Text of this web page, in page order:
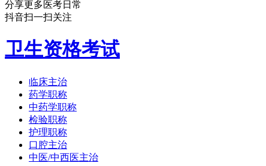
分享更多医考日常
抖音扫一扫关注
卫生资格考试
临床主治
药学职称
中药学职称
检验职称
护理职称
口腔主治
中医/中西医主治